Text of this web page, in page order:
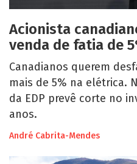
Acionista
venda de fatia de
Canadianos querem
mais de 5% na elétrica.
da EDP prevê corte no
anos.
André Cabrita-Mendes